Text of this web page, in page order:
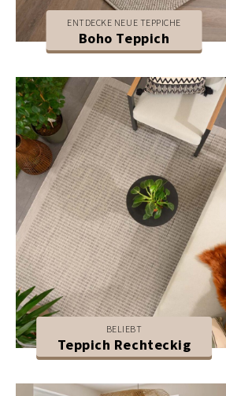
ENTDECKE NEUE TEPPICHE
Boho Teppich
BELIEBT
Teppich Rechteckig